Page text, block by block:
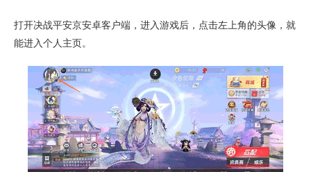
打开决战平安京安卓客户端，进入游戏后，点击左上角的头像，就
能进入个人主页。